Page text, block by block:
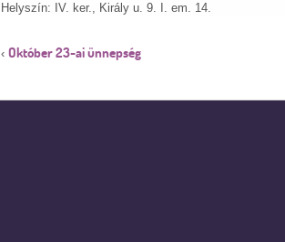
Helyszín: IV. ker., Király u. 9. I. em. 14.
‹ Október 23-ai ünnepség